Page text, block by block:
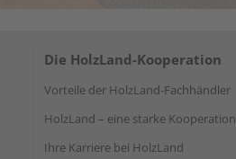
Die HolzLand-Kooperation
Vorteile der HolzLand-Fachhändler
HolzLand – eine starke Kooperation
Ihre Karriere bei HolzLand